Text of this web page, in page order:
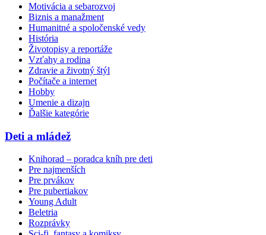
Motivácia a sebarozvoj
Biznis a manažment
Humanitné a spoločenské vedy
História
Životopisy a reportáže
Vzťahy a rodina
Zdravie a životný štýl
Počítače a internet
Hobby
Umenie a dizajn
Ďalšie kategórie
Deti a mládež
Knihorad – poradca kníh pre deti
Pre najmenších
Pre prvákov
Pre pubertiakov
Young Adult
Beletria
Rozprávky